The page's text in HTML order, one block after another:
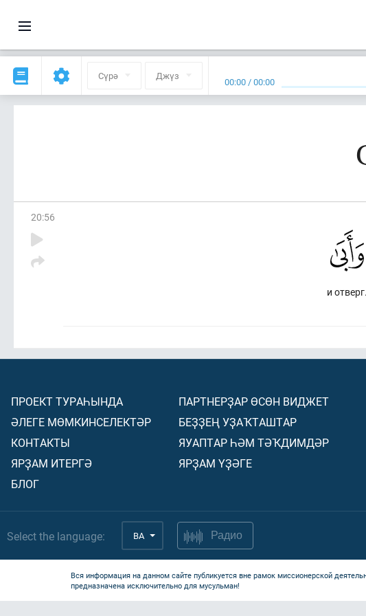
Сүрә Джүз 00:00 /00:00
20:56
и отверг.
ПРОЕКТ ТУРАҺЫНДА
ӘЛЕГЕ МӨМКИНСЕЛЕКТӘР
КОНТАКТЫ
ЯРҘАМ ИТЕРГӘ
БЛОГ
ПАРТНЕРҘАР ӨСӨН ВИДЖЕТ
БЕҘҘЕҢ УҘАҠТАШТАР
ЯУАПТАР ҺӘМ ТӘҠДИМДӘР
ЯРҘАМ ҮҘӘГЕ
Select the language: BA Радио
Вся информация на данном сайте публикуется вне рамок миссионерской
предназначена исключительно для мусульман!